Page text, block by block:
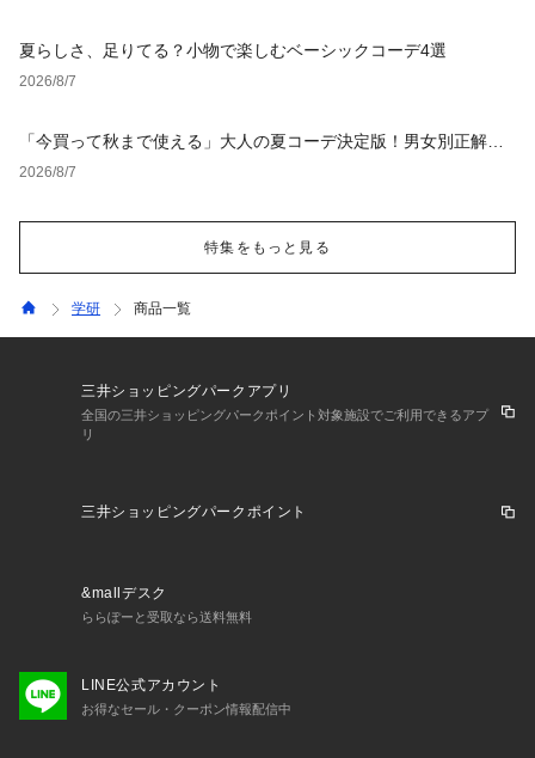
夏らしさ、足りてる？小物で楽しむベーシックコーデ4選
2026/8/7
「今買って秋まで使える」大人の夏コーデ決定版！男女別正解ス
タイルとNGな着こなし
2026/8/7
特集をもっと見る
学研 商品一覧
三井ショッピングパークアプリ
全国の三井ショッピングパークポイント対象施設でご利用できるアプ
リ
三井ショッピングパークポイント
&mallデスク
ららぽーと受取なら送料無料
LINE公式アカウント
お得なセール・クーポン情報配信中